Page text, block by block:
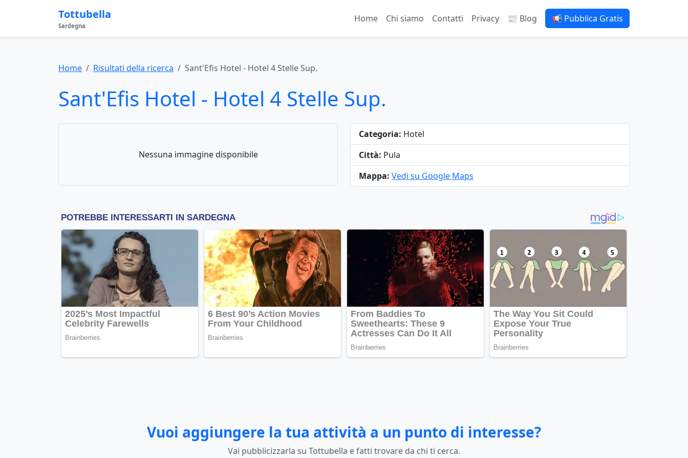
Tottubella
Sardegna
Home Chi siamo Contatti Privacy 📰 Blog 📢 Pubblica Gratis
Home Risultati della ricerca Sant'Efis Hotel - Hotel 4 Stelle Sup.
Sant'Efis Hotel - Hotel 4 Stelle Sup.
Nessuna immagine disponibile
Categoria: Hotel
Città: Pula
Mappa: Vedi su Google Maps
Vuoi aggiungere la tua attività a un punto di interesse?
Vai pubblicizzarla su Tottubella e fatti trovare da chi ti cerca.